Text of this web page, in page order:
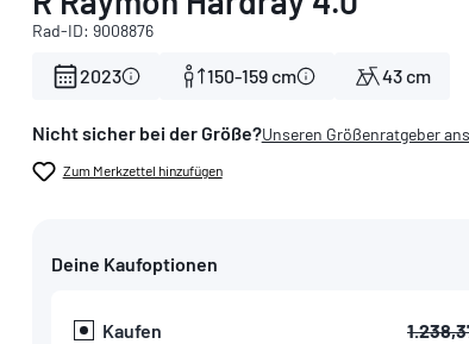
Rad-ID: 9008876
2023 150-159 cm 43 cm
Nicht sicher bei der Größe?Unseren Größenratgeber
Zum Merkzettel hinzufügen
Deine Kaufoptionen
Kaufen